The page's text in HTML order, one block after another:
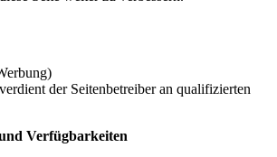
der Seitenbetreiber an qualifizierten
Verfügbarkeiten